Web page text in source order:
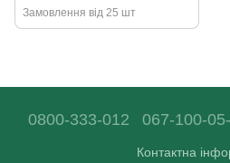
Замовлення від 25 шт
0800-333-012 067-100-
Контактна